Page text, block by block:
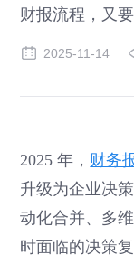
财报流程，又
2025-11-14
2025 年， 财务
升级为企业决
动化合并、多
时面临的决策